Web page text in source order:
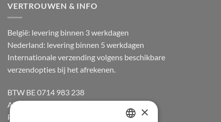
VERTROUWEN & INFO
België: levering binnen 3 werkdagen
Nederland: levering binnen 5 werkdagen
Internationale verzending volgens beschikbare
verzendopties bij het afrekenen.
BTW BE 0714 983 238
Algemene voorwaarden
Privacybeleid
×